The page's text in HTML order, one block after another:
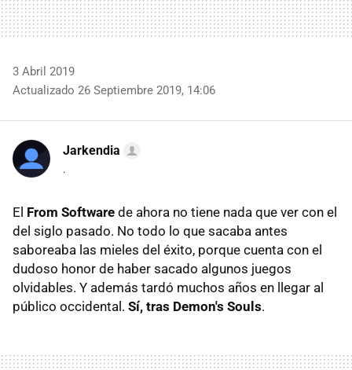
3 Abril 2019
Actualizado 26 Septiembre 2019, 14:06
Jarkendia
.
El From Software de ahora no tiene nada que ver con el
del siglo pasado. No todo lo que sacaba antes
saboreaba las mieles del éxito, porque cuenta con el
dudoso honor de haber sacado algunos juegos
olvidables. Y además tardó muchos años en llegar al
público occidental. Sí, tras Demon's Souls.